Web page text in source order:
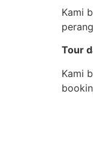
Kami
Tour
Kami